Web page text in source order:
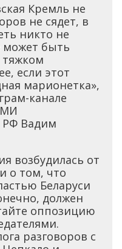
Кремль не
не сядет, в
никто не
может быть
если этот
марионетка»,
канале
РФ Вадим
возбудилась от
о том, что
Беларуси
должен
оппозицию
разговоров с